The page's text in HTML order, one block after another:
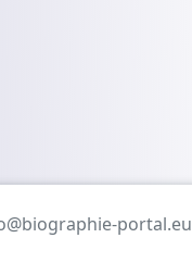
portal.eu